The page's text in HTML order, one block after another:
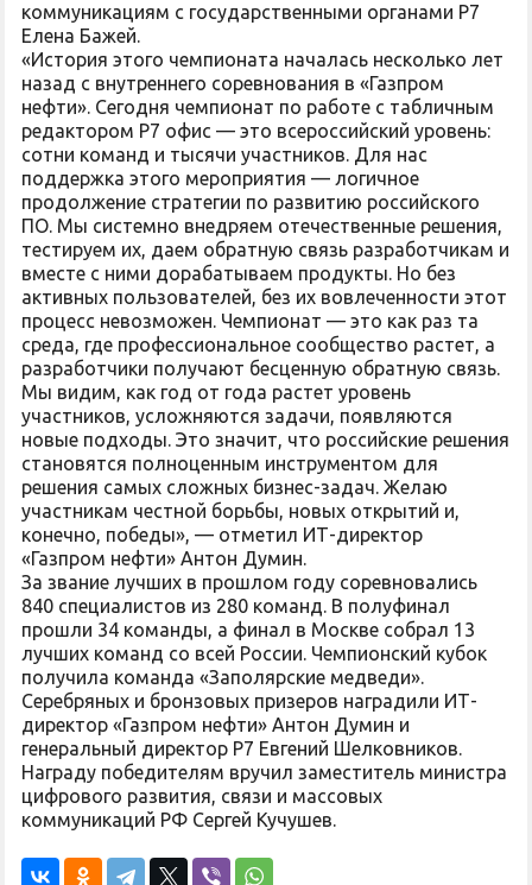
коммуникациям с государственными органами Р7
Елена Бажей.
«История этого чемпионата началась несколько лет
назад с внутреннего соревнования в «Газпром
нефти». Сегодня чемпионат по работе с табличным
редактором Р7 офис — это всероссийский уровень:
сотни команд и тысячи участников. Для нас
поддержка этого мероприятия — логичное
продолжение стратегии по развитию российского
ПО. Мы системно внедряем отечественные решения,
тестируем их, даем обратную связь разработчикам и
вместе с ними дорабатываем продукты. Но без
активных пользователей, без их вовлеченности этот
процесс невозможен. Чемпионат — это как раз та
среда, где профессиональное сообщество растет, а
разработчики получают бесценную обратную связь.
Мы видим, как год от года растет уровень
участников, усложняются задачи, появляются
новые подходы. Это значит, что российские решения
становятся полноценным инструментом для
решения самых сложных бизнес-задач. Желаю
участникам честной борьбы, новых открытий и,
конечно, победы», — отметил ИТ-директор
«Газпром нефти» Антон Думин.
За звание лучших в прошлом году соревновались
840 специалистов из 280 команд. В полуфинал
прошли 34 команды, а финал в Москве собрал 13
лучших команд со всей России. Чемпионский кубок
получила команда «Заполярские медведи».
Серебряных и бронзовых призеров наградили ИТ-
директор «Газпром нефти» Антон Думин и
генеральный директор Р7 Евгений Шелковников.
Награду победителям вручил заместитель министра
цифрового развития, связи и массовых
коммуникаций РФ Сергей Кучушев.